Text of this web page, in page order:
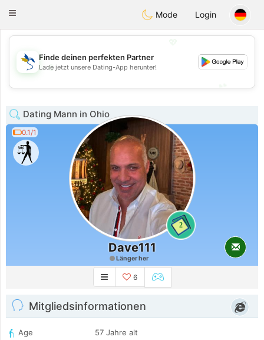
SvenskaDating
Toggle
Mode Login
💖
💕
Finde deinen perfekten Partner
Lade jetzt unsere Dating-App herunter!
Dating Mann in Ohio
0.1/1
2
Dave111
Länger her
6
Mitgliedsinformationen
Age
57 Jahre alt